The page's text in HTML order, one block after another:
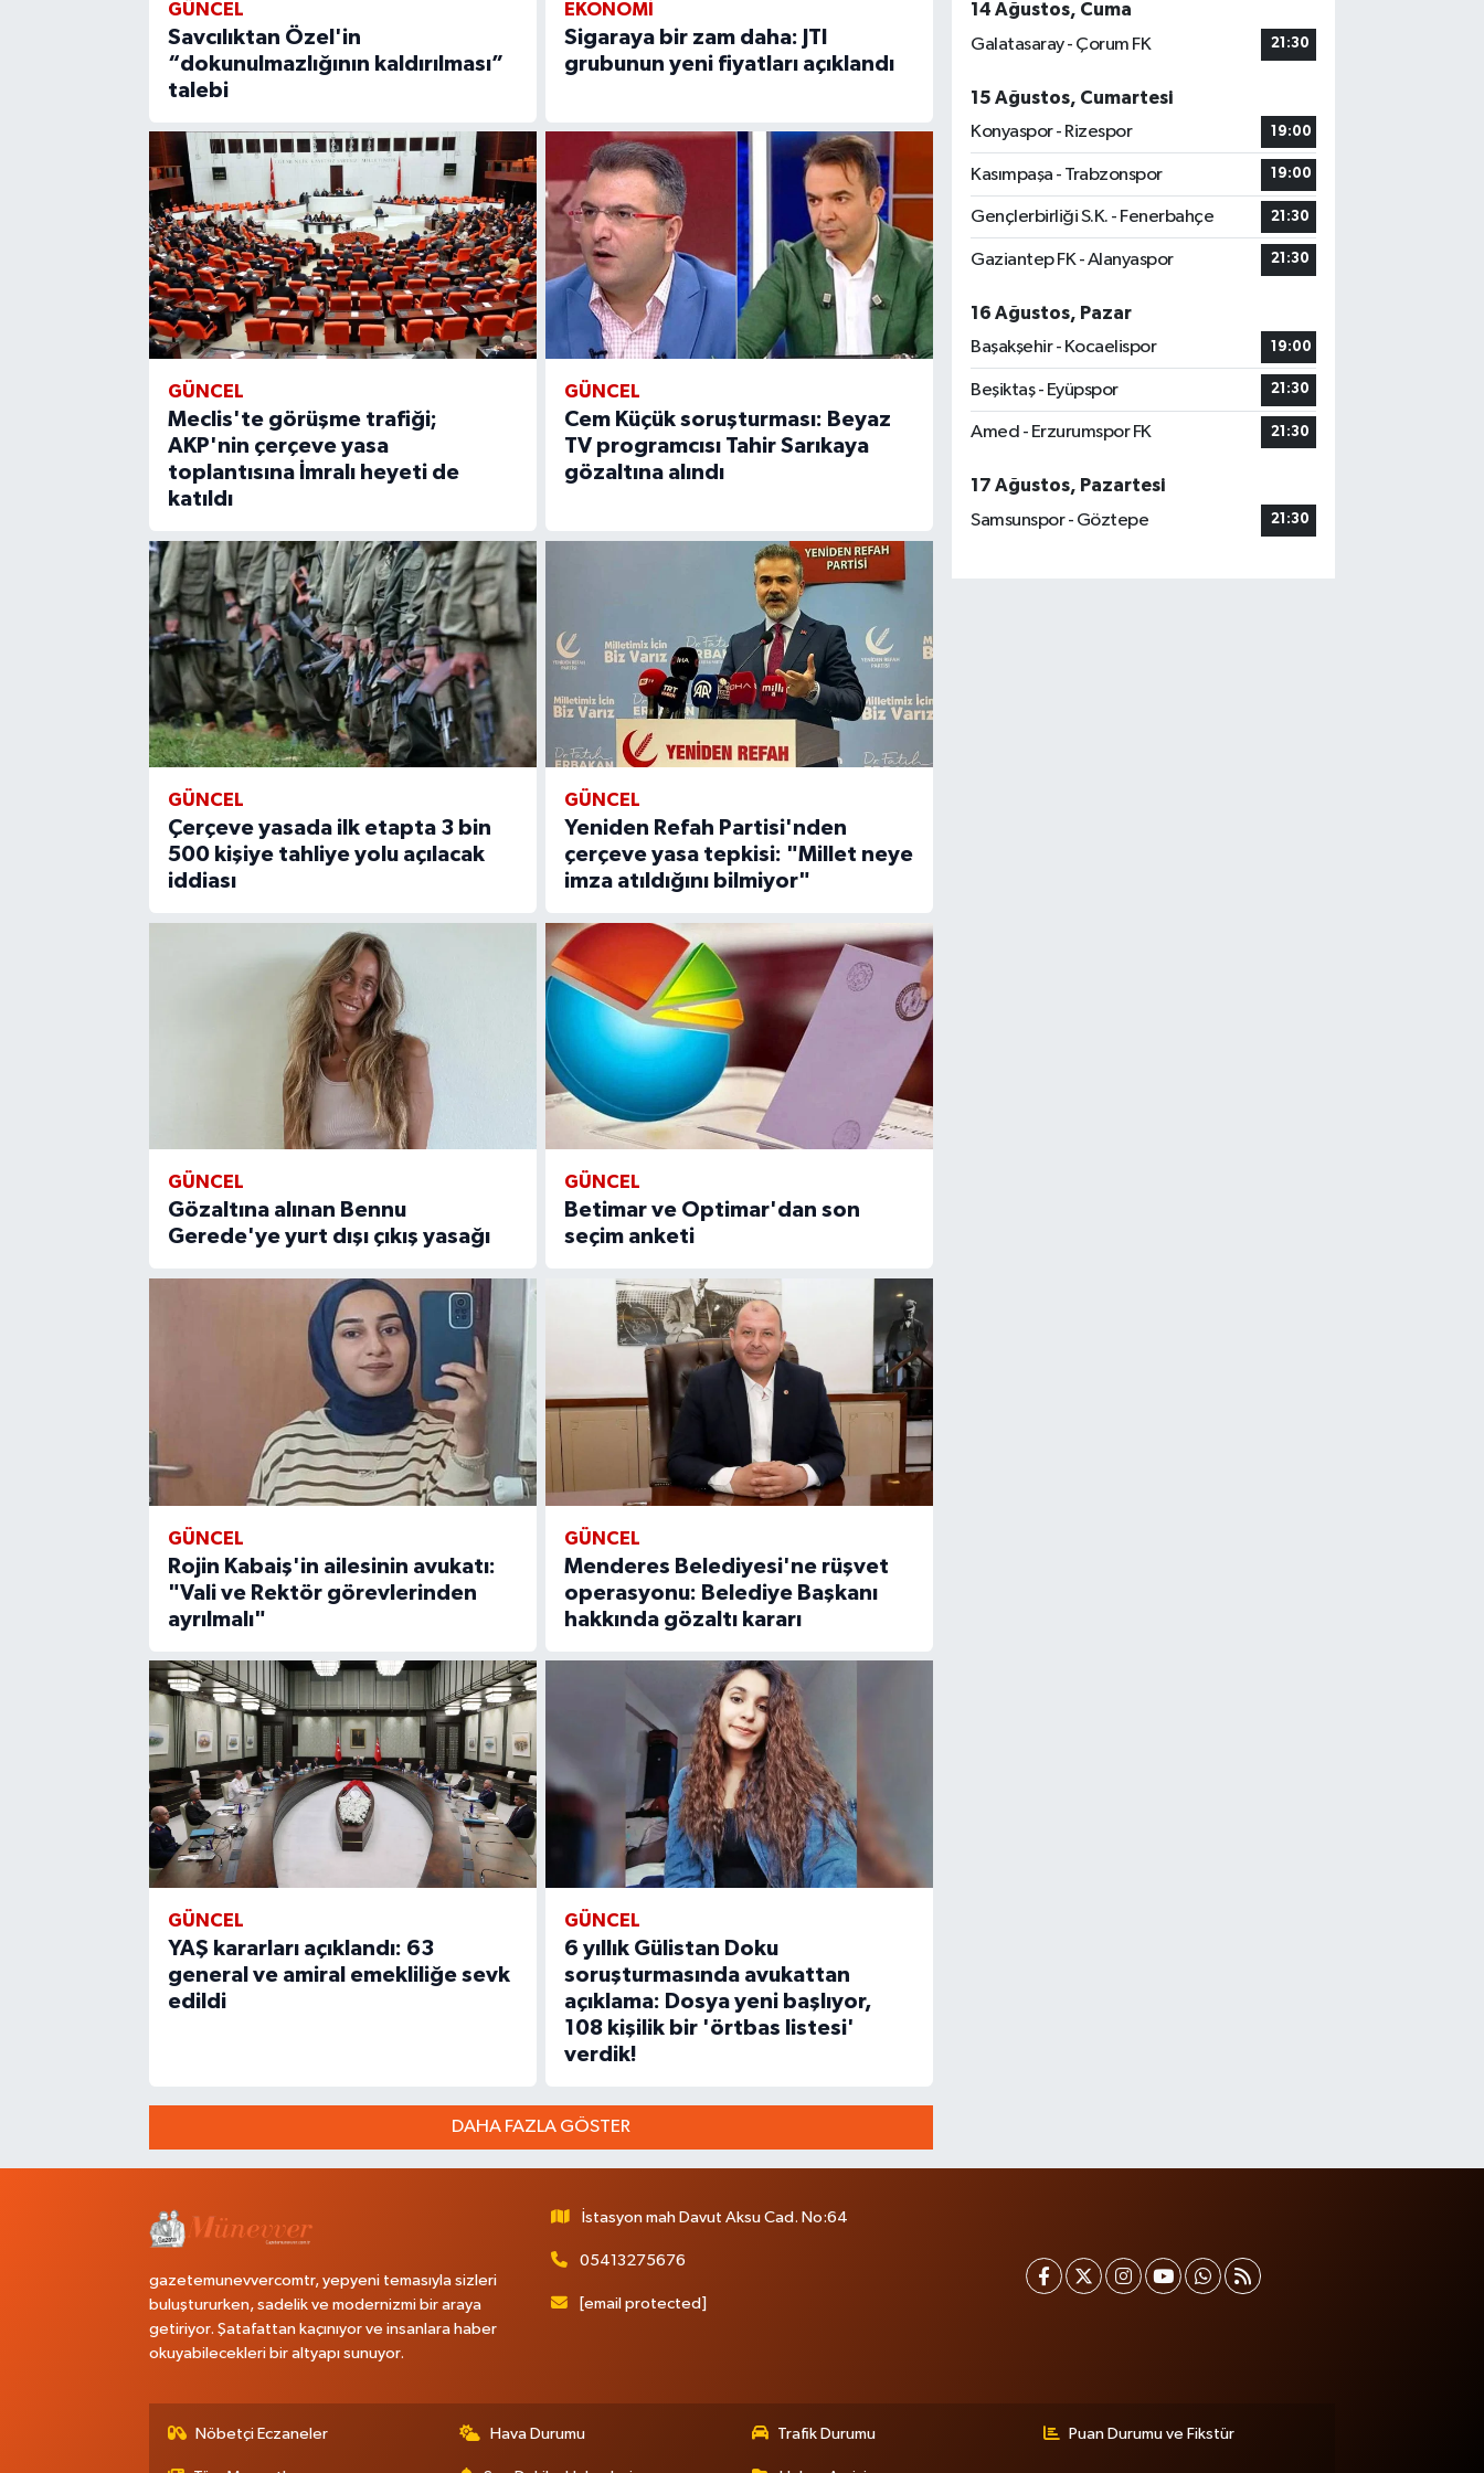
GÜNCEL
Savcılıktan Özel'in
“dokunulmazlığının kaldırılması”
talebi
EKONOMI
Sigaraya bir zam daha: JTI
grubunun yeni fiyatları açıklandı
GÜNCEL
Meclis'te görüşme trafiği;
AKP'nin çerçeve yasa
toplantısına İmralı heyeti de
katıldı
GÜNCEL
Cem Küçük soruşturması: Beyaz
TV programcısı Tahir Sarıkaya
gözaltına alındı
GÜNCEL
Çerçeve yasada ilk etapta 3 bin
500 kişiye tahliye yolu açılacak
iddiası
GÜNCEL
Yeniden Refah Partisi'nden
çerçeve yasa tepkisi: "Millet neye
imza atıldığını bilmiyor"
GÜNCEL
Gözaltına alınan Bennu
Gerede'ye yurt dışı çıkış yasağı
GÜNCEL
Betimar ve Optimar'dan son
seçim anketi
GÜNCEL
Rojin Kabaiş'in ailesinin avukatı:
"Vali ve Rektör görevlerinden
ayrılmalı"
GÜNCEL
Menderes Belediyesi'ne rüşvet
operasyonu: Belediye Başkanı
hakkında gözaltı kararı
GÜNCEL
YAŞ kararları açıklandı: 63
general ve amiral emekliliğe sevk
edildi
GÜNCEL
6 yıllık Gülistan Doku
soruşturmasında avukattan
açıklama: Dosya yeni başlıyor,
108 kişilik bir 'örtbas listesi'
verdik!
DAHA FAZLA GÖSTER
14 Ağustos, Cuma
Galatasaray - Çorum FK
21:30
15 Ağustos, Cumartesi
Konyaspor - Rizespor
19:00
Kasımpaşa - Trabzonspor 19:00
Gençlerbirliği S.K. - Fenerbahçe 21:30
Gaziantep FK - Alanyaspor 21:30
16 Ağustos, Pazar
Başakşehir - Kocaelispor
19:00
Beşiktaş - Eyüpspor 21:30
Amed - Erzurumspor FK 21:30
17 Ağustos, Pazartesi
Samsunspor - Göztepe
21:30
gazetemunevvercomtr, yepyeni temasıyla sizleri
buluştururken, sadelik ve modernizmi bir araya
getiriyor. Şatafattan kaçınıyor ve insanlara haber
okuyabilecekleri bir altyapı sunuyor.
İstasyon mah Davut Aksu Cad. No:64
05413275676
[email protected]
Nöbetçi Eczaneler Hava Durumu Trafik Durumu Puan Durumu ve Fikstür